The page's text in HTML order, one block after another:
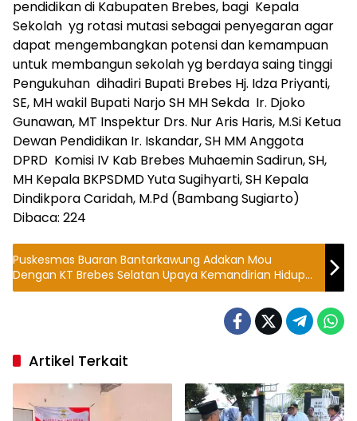
pendidikan di Kabupaten Brebes, bagi Kepala
Sekolah yg rotasi mutasi sebagai penyegaran agar
dapat mengembangkan potensi dan kemampuan
untuk membangun sekolah yg berdaya saing tinggi
Pengukuhan dihadiri Bupati Brebes Hj. Idza Priyanti,
SE, MH wakil Bupati Narjo SH MH Sekda Ir. Djoko
Gunawan, MT Inspektur Drs. Nur Aris Haris, M.Si Ketua
Dewan Pendidikan Ir. Iskandar, SH MM Anggota
DPRD Komisi IV Kab Brebes Muhaemin Sadirun, SH,
MH Kepala BKPSDMD Yuta Sugihyarti, SH Kepala
Dindikpora Caridah, M.Pd (Bambang Sugiarto)
Dibaca: 224
Puskesmas Buaran Bantarkawung Adakan Mou
Dengan KT Brebes Selatan Upaya Kemandirian Hidup
ODGJ
Artikel Terkait